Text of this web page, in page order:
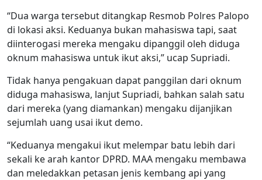
“Dua warga tersebut ditangkap Resmob Polres Palopo
di lokasi aksi. Keduanya bukan mahasiswa tapi, saat
diinterogasi mereka mengaku dipanggil oleh diduga
oknum mahasiswa untuk ikut aksi,” ucap Supriadi.
Tidak hanya pengakuan dapat panggilan dari oknum
diduga mahasiswa, lanjut Supriadi, bahkan salah satu
dari mereka (yang diamankan) mengaku dijanjikan
sejumlah uang usai ikut demo.
“Keduanya mengakui ikut melempar batu lebih dari
sekali ke arah kantor DPRD. MAA mengaku membawa
dan meledakkan petasan jenis kembang api yang